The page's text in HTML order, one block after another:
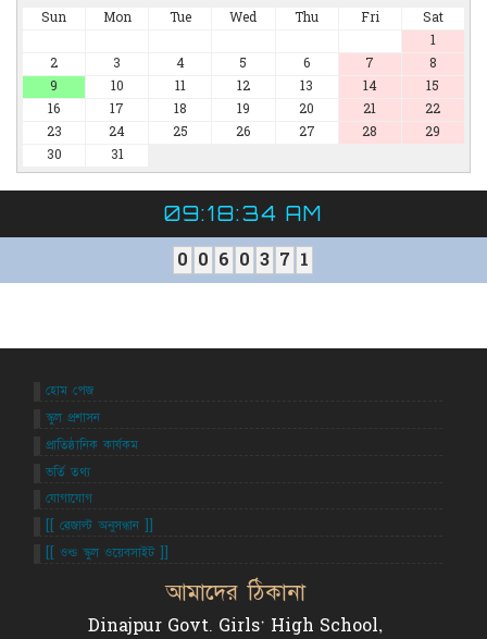
Sun Mon Tue Wed Thu Fri
Sat
1
2
3 4 5 6 7
8
9
10 11 12 13 14
15
16
17 18 19 20 21
22
23
24 25 26 27 28
29
30
31
09:18:34 AM
0 0 6 0 3 7 1
আমাদের ঠিকানা
Dinajpur Govt. Girls' High School,
হোম পেজ
স্কুল প্রশাসন
প্রাতিষ্ঠানিক কার্যকম
ভর্তি তথ্য
যোগাযোগ
[[ রেজাল্ট অনুসন্ধান ]]
[[ ওল্ড স্কুল ওয়েবসাইট ]]